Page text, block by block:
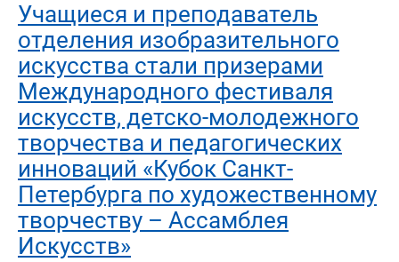
Учащиеся и преподаватель
отделения изобразительного
искусства стали призерами
Международного фестиваля
искусств, детско-молодежного
творчества и педагогических
инноваций «Кубок Санкт-
Петербурга по художественному
творчеству – Ассамблея
Искусств»